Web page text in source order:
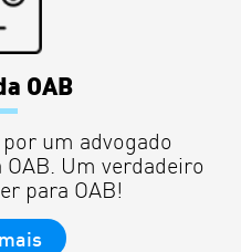
OAB
um advogado
Um verdadeiro
para OAB!